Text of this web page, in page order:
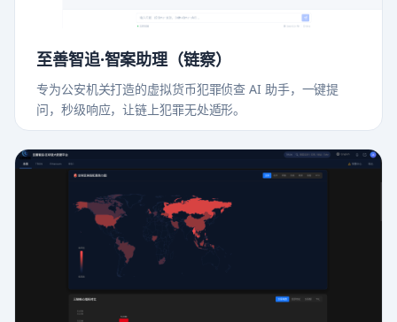
至善智追·智案助理（链察）
专为公安机关打造的虚拟货币犯罪侦查 AI 助手，一键提
问，秒级响应，让链上犯罪无处遁形。